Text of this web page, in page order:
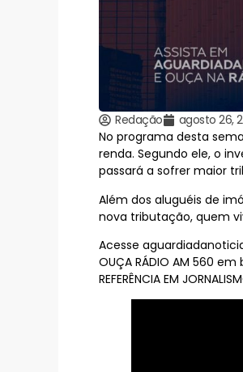
Redação agosto 26,
No programa desta
renda. Segundo ele, o
passará a sofrer maior
Além dos aluguéis de
nova tributação, quem
Acesse
OUÇA RÁDIO AM 560 em
REFERÊNCIA EM